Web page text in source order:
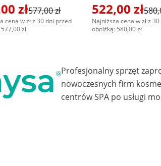
zł577,00 zł
cena w zł z 30 dni przed
zł
522,00 zł
Najniższa cena w zł z
obniżką: 580,00 zł
Profesjonalny sprzęt
nowoczesnych firm
centrów SPA po usługi